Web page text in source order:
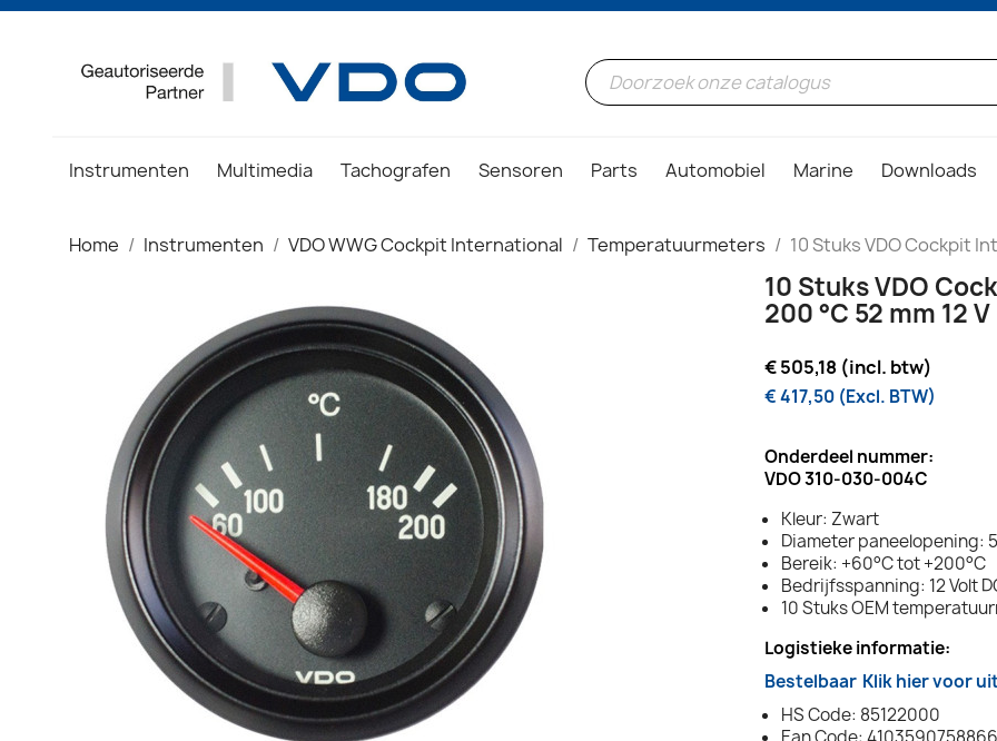
Instrumenten Multimedia Tachografen Sensoren Parts Automobiel Marine Downloads
Home Instrumenten VDO WWG Cockpit International Temperatuurmeters 10 Stuks VDO Cockpit
10 Stuks VDO
200 °C 52 mm 12 V
€ 505,18 (incl. btw)
€ 417,50 (Excl. BTW)
Onderdeel nummer:
VDO 310-030-004C
Kleur: Zwart
Diameter paneelopening:
Bereik: +60°C tot +200°C
Bedrijfsspanning: 12 Volt
10 Stuks OEM
Logistieke informatie:
Bestelbaar Klik hier voor
HS Code: 85122000